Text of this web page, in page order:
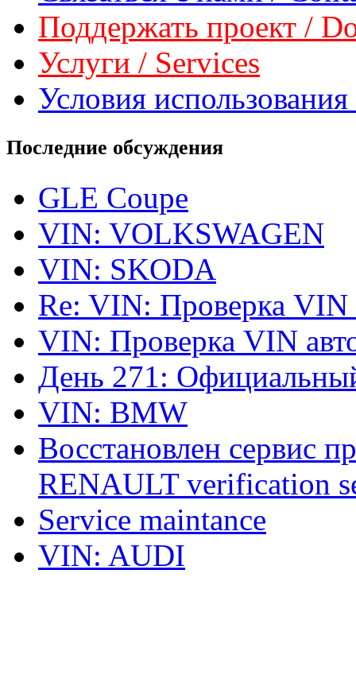
Поддержать проект /
Услуги / Services
Условия
Последние обсуждения
GLE Coupe
VIN: VOLKSWAGEN
VIN: SKODA
Re: VIN: Проверка VIN
VIN: Проверка VIN
День 271:
VIN: BMW
Восстановлен сервис
RENAULT verification
Service maintance
VIN: AUDI